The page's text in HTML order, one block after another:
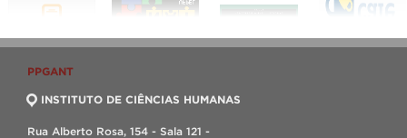
PPGANT
INSTITUTO DE CIÊNCIAS HUMANAS
Rua Alberto Rosa, 154 - Sala 121 -